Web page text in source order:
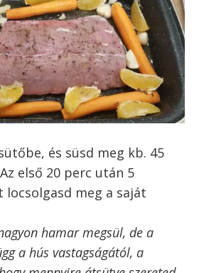
és süsd meg kb. 45
első 20 perc után 5
locsolgasd meg a saját
hamar megsül, de a
a hús vastagságától, a